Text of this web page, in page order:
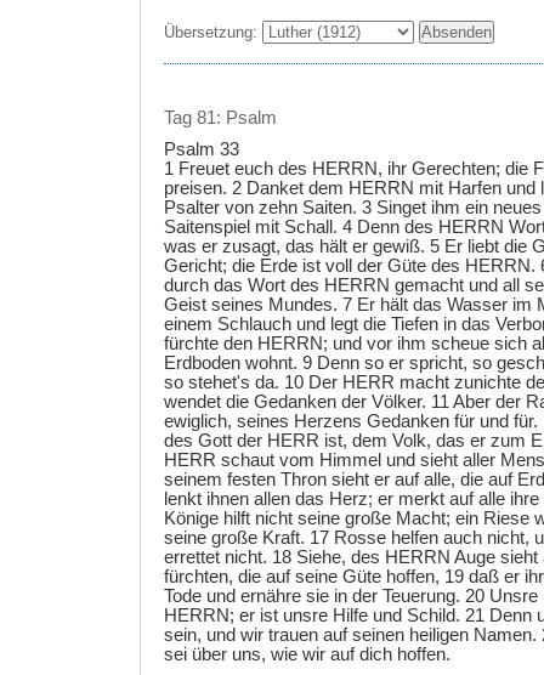
Übersetzung:
Tag 81: Psalm
Psalm 33
1 Freuet euch des HERRN, ihr Gerechten; die
preisen. 2 Danket dem HERRN mit Harfen und
Psalter von zehn Saiten. 3 Singet ihm ein
Saitenspiel mit Schall. 4 Denn des HERRN
was er zusagt, das hält er gewiß. 5 Er liebt die
Gericht; die Erde ist voll der Güte des HERRN.
durch das Wort des HERRN gemacht und all
Geist seines Mundes. 7 Er hält das Wasser im
einem Schlauch und legt die Tiefen in das
fürchte den HERRN; und vor ihm scheue sich
Erdboden wohnt. 9 Denn so er spricht, so
so stehet's da. 10 Der HERR macht zunichte
wendet die Gedanken der Völker. 11 Aber der
ewiglich, seines Herzens Gedanken für und für.
des Gott der HERR ist, dem Volk, das er zum
HERR schaut vom Himmel und sieht aller
seinem festen Thron sieht er auf alle, die auf
lenkt ihnen allen das Herz; er merkt auf alle
Könige hilft nicht seine große Macht; ein Riese
seine große Kraft. 17 Rosse helfen auch nicht,
errettet nicht. 18 Siehe, des HERRN Auge sieht
fürchten, die auf seine Güte hoffen, 19 daß er
Tode und ernähre sie in der Teuerung. 20
HERRN; er ist unsre Hilfe und Schild. 21 Denn
sein, und wir trauen auf seinen heiligen
sei über uns, wie wir auf dich hoffen.